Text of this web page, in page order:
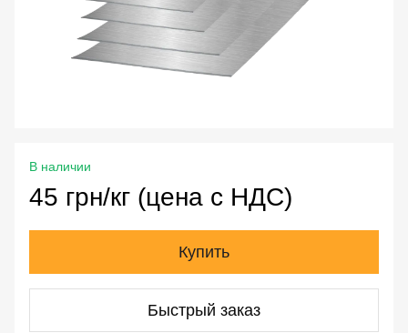
В наличии
45 грн/кг (цена с НДС)
Купить
Быстрый заказ